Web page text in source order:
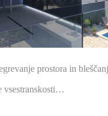
prostora in
vsestranskosti…